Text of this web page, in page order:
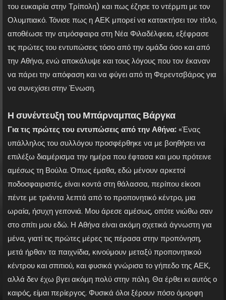
του ευκαιρία στην Τρίπολη) και πως έζησε το ντέρμπι με τον
Ολυμπιακό. Τόνισε πως η ΑΕΚ μπορεί να κατακτήσει τον τίτλο,
αποθέωσε την ατμόσφαιρα στη Νέα Φιλαδέλφεια, εξέφρασε
τις πρώτες του εντυπώσεις τόσο από την ομάδα όσο και από
την Αθήνα, ενώ αποκάλυψε και τους λόγους που τον έκαναν
να πάρει την απόφαση και να φύγει από τη Φερεντσβάρος για
να συνεχίσει στην Ένωση.
Η συνέντευξη του Μπάρναμπας Βάργκα
Για τις πρώτες του εντυπώσεις από την Αθήνα: «Ένας
υπάλληλος του συλλόγου προσφέρθηκε να με βοηθήσει να
επιλέξω διαμέρισμα την ημέρα που έφτασα και μου πρότεινε
αμέσως τη Βούλα. Όπως έμαθα, εδώ μένουν αρκετοί
ποδοσφαιριστές, είναι κοντά στη θάλασσα, περίπου είκοσι
πέντε με τριάντα λεπτά από το προπονητικό κέντρο, μια
ωραία, ήσυχη γειτονιά. Μου άρεσε αμέσως, οπότε νιώθω σαν
στο σπίτι μου εδώ. Η Αθήνα είναι ακόμη σχετικά άγνωστη για
μένα, γιατί τις πρώτες μέρες τις πέρασα στην προπόνηση,
μετά ήρθαν τα παιχνίδια, κινούμουν μεταξύ προπονητικού
κέντρου και σπιτιού, και φυσικά γνώρισα το γήπεδο της ΑΕΚ,
αλλά δεν έχω βγει ακόμη πολύ στην πόλη. Θα έρθει κι αυτός ο
καιρός, είμαι περίεργος. Φυσικά όλοι ξέρουν πόσο όμορφη